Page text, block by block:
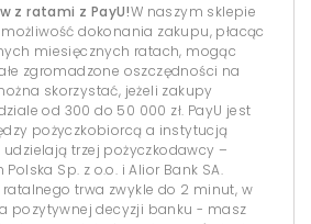
z ratami z PayU!W naszym sklepie
dokonania zakupu, płacąc
miesięcznych ratach, mogąc
zgromadzone oszczędności na
skorzystać, jeżeli zakupy
od 300 do 50 000 zł. PayU jest
pożyczkobiorcą a instytucją
udzielają trzej pożyczkodawcy –
Polska Sp. z o.o. i Alior Bank SA.
trwa zwykle do 2 minut, w
pozytywnej decyzji banku - masz